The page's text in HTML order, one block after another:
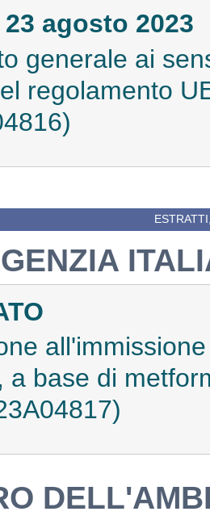
23 agosto 2023
generale ai
regolamento
a base di